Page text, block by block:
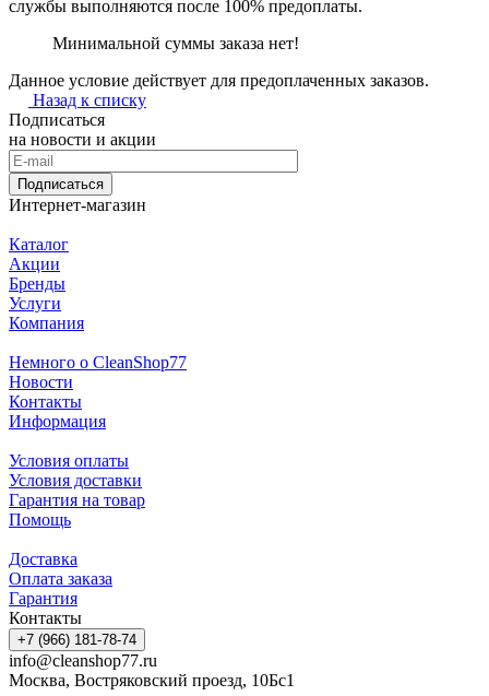
службы выполняются после 100% предоплаты.
Минимальной суммы заказа нет!
Данное условие действует для предоплаченных заказов.
Назад к списку
Подписаться
на новости и акции
Подписаться
Интернет-магазин
Каталог
Акции
Бренды
Услуги
Компания
Немного о CleanShop77
Новости
Контакты
Информация
Условия оплаты
Условия доставки
Гарантия на товар
Помощь
Доставка
Оплата заказа
Гарантия
Контакты
+7 (966) 181-78-74
info@cleanshop77.ru
Москва, Востряковский проезд, 10Бс1